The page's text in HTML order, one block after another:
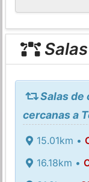
Salas de
cercanas a
15.01km •
16.18km •